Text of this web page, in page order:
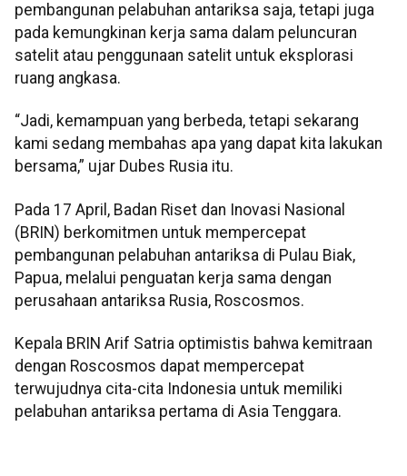
pembangunan pelabuhan antariksa saja, tetapi juga
pada kemungkinan kerja sama dalam peluncuran
satelit atau penggunaan satelit untuk eksplorasi
ruang angkasa.
“Jadi, kemampuan yang berbeda, tetapi sekarang
kami sedang membahas apa yang dapat kita lakukan
bersama,” ujar Dubes Rusia itu.
Pada 17 April, Badan Riset dan Inovasi Nasional
(BRIN) berkomitmen untuk mempercepat
pembangunan pelabuhan antariksa di Pulau Biak,
Papua, melalui penguatan kerja sama dengan
perusahaan antariksa Rusia, Roscosmos.
Kepala BRIN Arif Satria optimistis bahwa kemitraan
dengan Roscosmos dapat mempercepat
terwujudnya cita-cita Indonesia untuk memiliki
pelabuhan antariksa pertama di Asia Tenggara.